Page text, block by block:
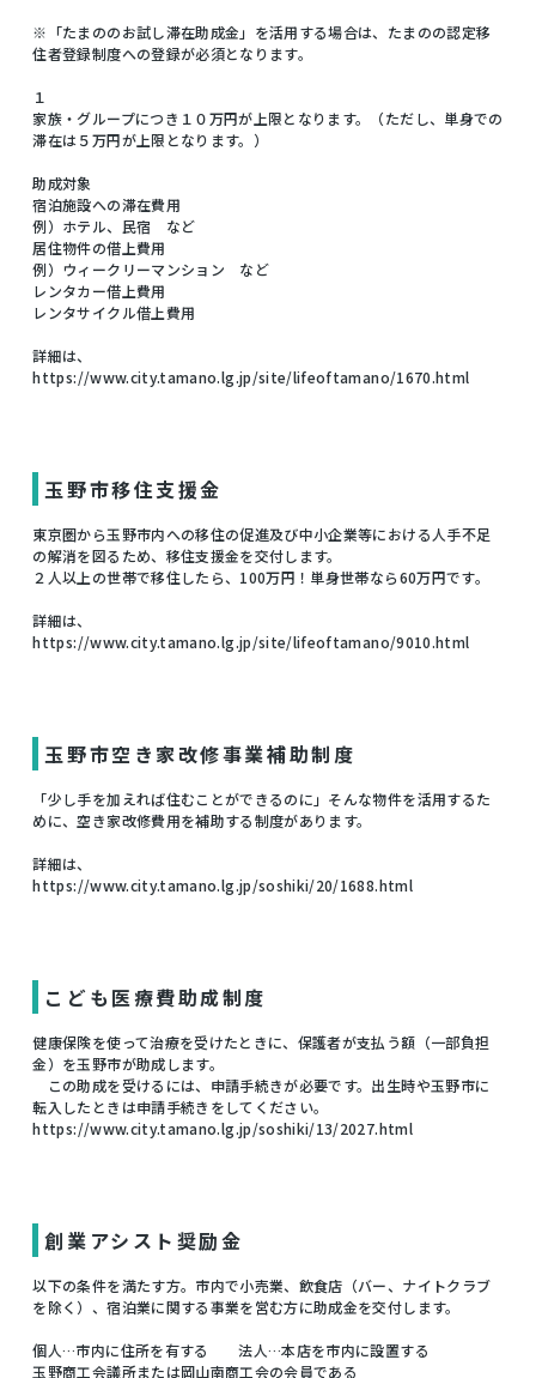
※「たまののお試し滞在助成金」を活用する場合は、たまのの認定移
住者登録制度への登録が必須となります。
１
家族・グループにつき１０万円が上限となります。（ただし、単身での
滞在は５万円が上限となります。）
助成対象
宿泊施設への滞在費用
例）ホテル、民宿 など
居住物件の借上費用
例）ウィークリーマンション など
レンタカー借上費用
レンタサイクル借上費用
詳細は、
https://www.city.tamano.lg.jp/site/lifeoftamano/1670.html
玉野市移住支援金
東京圏から玉野市内への移住の促進及び中小企業等における人手不足
の解消を図るため、移住支援金を交付します。
２人以上の世帯で移住したら、100万円！単身世帯なら60万円です。
詳細は、
https://www.city.tamano.lg.jp/site/lifeoftamano/9010.html
玉野市空き家改修事業補助制度
「少し手を加えれば住むことができるのに」そんな物件を活用するた
めに、空き家改修費用を補助する制度があります。
詳細は、
https://www.city.tamano.lg.jp/soshiki/20/1688.html
こども医療費助成制度
健康保険を使って治療を受けたときに、保護者が支払う額（一部負担
金）を玉野市が助成します。
この助成を受けるには、申請手続きが必要です。出生時や玉野市に
転入したときは申請手続きをしてください。
https://www.city.tamano.lg.jp/soshiki/13/2027.html
創業アシスト奨励金
以下の条件を満たす方。市内で小売業、飲食店（バー、ナイトクラブ
を除く）、宿泊業に関する事業を営む方に助成金を交付します。
個人…市内に住所を有する 法人…本店を市内に設置する
玉野商工会議所または岡山南商工会の会員である